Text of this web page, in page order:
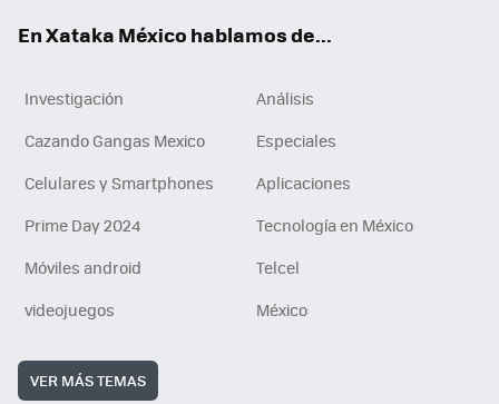
En Xataka México hablamos de...
Investigación
Análisis
Cazando Gangas Mexico
Especiales
Celulares y Smartphones
Aplicaciones
Prime Day 2024
Tecnología en México
Móviles android
Telcel
videojuegos
México
VER MÁS TEMAS